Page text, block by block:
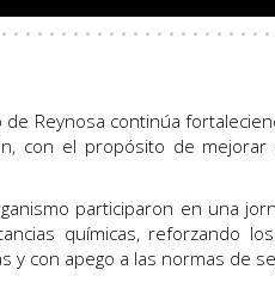
· · · · · · · · · · · · · · · · · · · ·
de Reynosa continúa
con el propósito de
participaron en una
químicas, reforzando
y con apego a las normas de